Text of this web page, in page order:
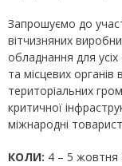
Запрошуємо до
вітчизняних
обладнання для
та місцевих органів
територіальних
критичної
міжнародні
КОЛИ: 4 – 5 жовтня